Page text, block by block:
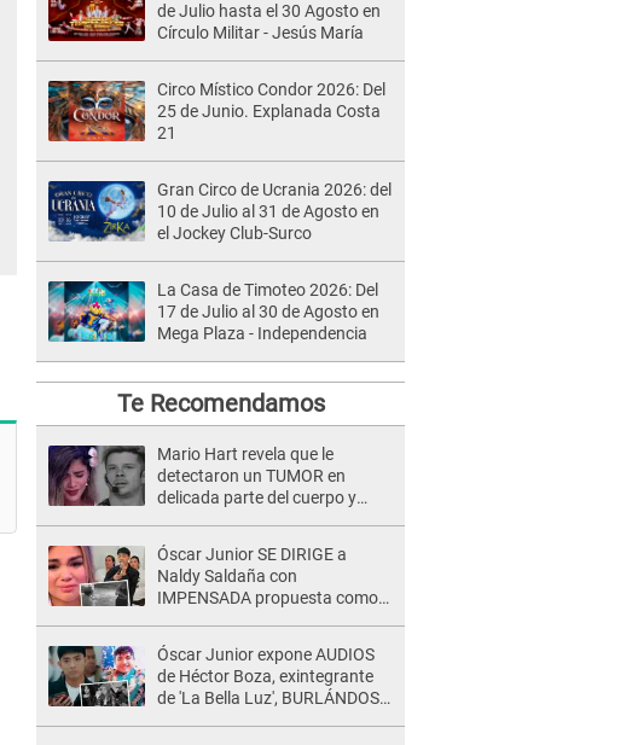
de Julio hasta el 30 Agosto en
Círculo Militar - Jesús María
Circo Místico Condor 2026: Del
25 de Junio. Explanada Costa
21
Gran Circo de Ucrania 2026: del
10 de Julio al 31 de Agosto en
el Jockey Club-Surco
La Casa de Timoteo 2026: Del
17 de Julio al 30 de Agosto en
Mega Plaza - Independencia
Te Recomendamos
Mario Hart revela que le
detectaron un TUMOR en
delicada parte del cuerpo y
muy fuertes..."
Óscar Junior SE DIRIGE a
Naldy Saldaña con
IMPENSADA propuesta como
denuncia: "Otro tipo de ley..."
Óscar Junior expone AUDIOS
de Héctor Boza, exintegrante
de 'La Bella Luz', BURLÁNDOSE